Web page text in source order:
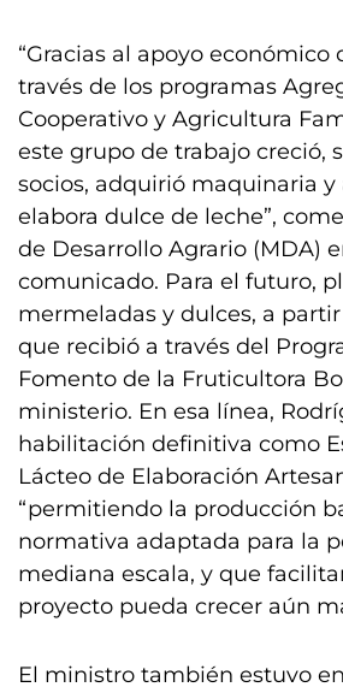
“Gracias al apoyo económico
través de los programas
Cooperativo y Agricultura
este grupo de trabajo creció,
socios, adquirió maquinaria
elabora dulce de leche”,
de Desarrollo Agrario (MDA)
comunicado. Para el futuro,
mermeladas y dulces, a
que recibió a través del
Fomento de la Fruticultora
ministerio. En esa línea,
habilitación definitiva como
Lácteo de Elaboración
“permitiendo la producción
normativa adaptada para la
mediana escala, y que
proyecto pueda crecer aún
El ministro también estuvo